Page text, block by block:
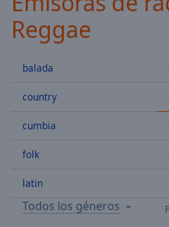
Video
Play
Skip
Mute
Time0:00
Duration
0.00%
Stream
TypeLIVE
Reggae
balada
country
cumbia
folk
latin
Todos los géneros